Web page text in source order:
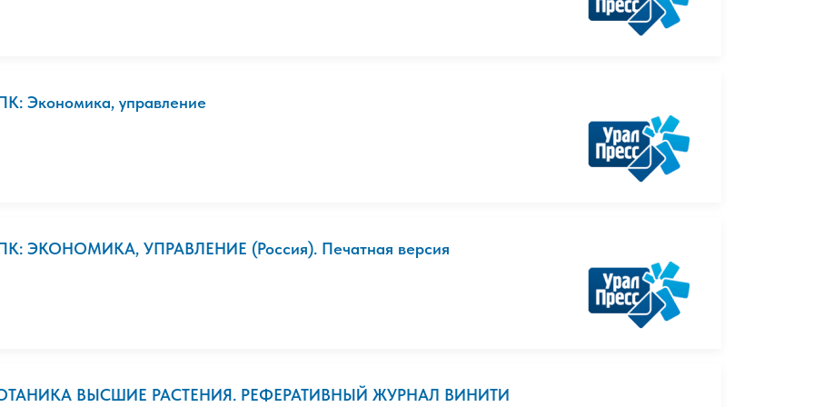
Экономика, управление
ЭКОНОМИКА, УПРАВЛЕНИЕ (Россия). Печатная версия
ВЫСШИЕ РАСТЕНИЯ. РЕФЕРАТИВНЫЙ ЖУРНАЛ ВИНИТИ